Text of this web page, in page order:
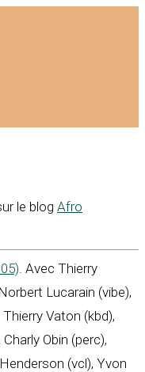
le blog Afro
. Avec Thierry
Lucarain (vibe),
Vaton (kbd),
Obin (perc),
(vcl), Yvon